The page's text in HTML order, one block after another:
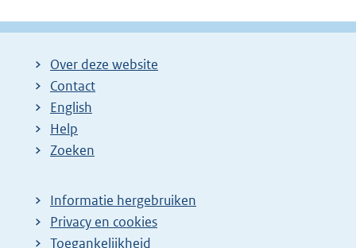
Over deze website
Contact
English
Help
Zoeken
Informatie hergebruiken
Privacy en cookies
Toegankelijkheid